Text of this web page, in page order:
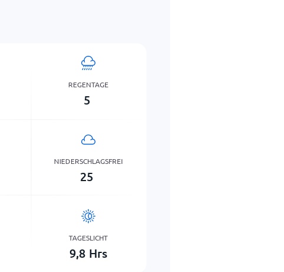
REGENTAGE
5
NIEDERSCHLAGSFREI
25
TAGESLICHT
9,8 Hrs